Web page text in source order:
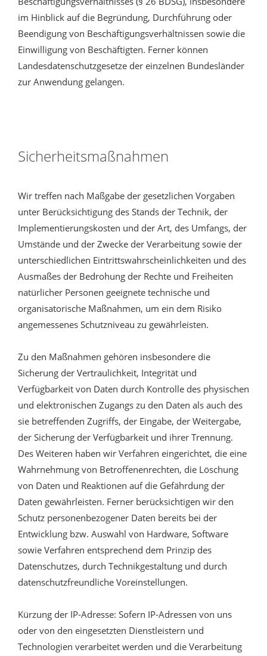
im Hinblick auf die Begründung, Durchführung oder
Beendigung von Beschäftigungsverhältnissen sowie die
Einwilligung von Beschäftigten. Ferner können
Landesdatenschutzgesetze der einzelnen Bundesländer
zur Anwendung gelangen.
Sicherheitsmaßnahmen
Wir treffen nach Maßgabe der gesetzlichen Vorgaben
unter Berücksichtigung des Stands der Technik, der
Implementierungskosten und der Art, des Umfangs, der
Umstände und der Zwecke der Verarbeitung sowie der
unterschiedlichen Eintrittswahrscheinlichkeiten und des
Ausmaßes der Bedrohung der Rechte und Freiheiten
natürlicher Personen geeignete technische und
organisatorische Maßnahmen, um ein dem Risiko
angemessenes Schutzniveau zu gewährleisten.
Zu den Maßnahmen gehören insbesondere die
Sicherung der Vertraulichkeit, Integrität und
Verfügbarkeit von Daten durch Kontrolle des physischen
und elektronischen Zugangs zu den Daten als auch des
sie betreffenden Zugriffs, der Eingabe, der Weitergabe,
der Sicherung der Verfügbarkeit und ihrer Trennung.
Des Weiteren haben wir Verfahren eingerichtet, die eine
Wahrnehmung von Betroffenenrechten, die Löschung
von Daten und Reaktionen auf die Gefährdung der
Daten gewährleisten. Ferner berücksichtigen wir den
Schutz personenbezogener Daten bereits bei der
Entwicklung bzw. Auswahl von Hardware, Software
sowie Verfahren entsprechend dem Prinzip des
Datenschutzes, durch Technikgestaltung und durch
datenschutzfreundliche Voreinstellungen.
Kürzung der IP-Adresse: Sofern IP-Adressen von uns
oder von den eingesetzten Dienstleistern und
Technologien verarbeitet werden und die Verarbeitung